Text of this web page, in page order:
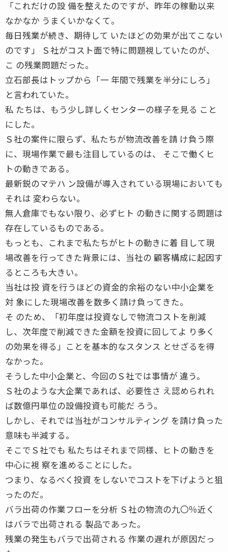
「これだけの設 備を整えたのですが、昨年の稼動以来
なかなか うまくいかなくて。
毎日残業が続き、期待して いたほどの効果が出てこない
のです」 Ｓ社がコスト面で特に問題視していたのが、
こ の残業問題だった。
立石部長はトップから「一 年間で残業を半分にしろ」
と言われていた。
私 たちは、もう少し詳しくセンターの様子を見る こと
にした。
Ｓ社の案件に限らず、私たちが物流改善を請 け負う際
に、現場作業で最も注目しているのは、 そこで働くヒ
トの動きである。
最新鋭のマテハ ン設備が導入されている現場においても
それは 変わらない。
無人倉庫でもない限り、必ずヒト の動きに関する問題は
存在しているものである。
もっとも、これまで私たちがヒトの動きに着 目して現
場改善を行ってきた背景には、当社の 顧客構成に起因す
るところも大きい。
当社は投 資を行うほどの資金的余裕のない中小企業を
対 象にした現場改善を数多く請け負ってきた。
そ のため、「初年度は投資なしで物流コストを削減
し、次年度で削減できた金額を投資に回してよ り多く
の効果を得る」ことを基本的なスタンス とせざるを得
なかった。
そうした中小企業と、今回のＳ社では事情が 違う。
Ｓ社のような大企業であれば、必要性さ え認められれ
ば数億円単位の設備投資も可能だ ろう。
しかし、それでは当社がコンサルティング を請け負った
意味も半減する。
そこでＳ社でも 私たちはそれまで同様、ヒトの動きを
中心に視 察を進めることにした。
つまり、なるべく投資 をしないでコストを下げようと狙
ったのだ。
バラ出荷の作業フローを分析 Ｓ社の物流の九〇％近く
はバラで出荷される 製品であった。
残業の発生もバラで出荷される 作業の遅れが原因だっ